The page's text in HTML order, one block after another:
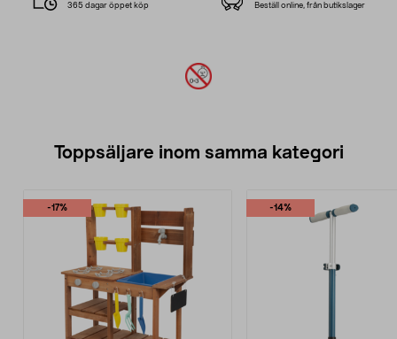
365 dagar öppet köp Beställ online, från butikslager
Toppsäljare inom samma kategori
-17% -14%